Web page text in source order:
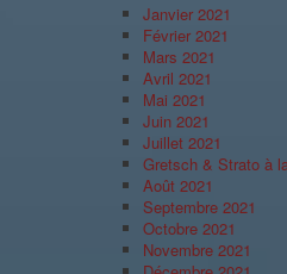
Janvier 2021
Février 2021
Mars 2021
Avril 2021
Mai 2021
Juin 2021
Juillet 2021
Gretsch & Strato à
Août 2021
Septembre 2021
Octobre 2021
Novembre 2021